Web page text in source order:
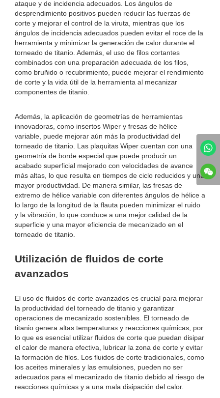
ataque y de incidencia adecuados. Los ángulos de
desprendimiento positivos pueden reducir las fuerzas de
corte y mejorar el control de la viruta, mientras que los
ángulos de incidencia adecuados pueden evitar el roce de la
herramienta y minimizar la generación de calor durante el
torneado de titanio. Además, el uso de filos cortantes
combinados con una preparación adecuada de los filos,
como bruñido o recubrimiento, puede mejorar el rendimiento
de corte y la vida útil de la herramienta al mecanizar
componentes de titanio.
Además, la aplicación de geometrías de herramientas
innovadoras, como insertos Wiper y fresas de hélice
variable, puede mejorar aún más la productividad del
torneado de titanio. Las plaquitas Wiper cuentan con una
geometría de borde especial que puede producir un
acabado superficial mejorado con velocidades de avance
más altas, lo que resulta en tiempos de ciclo reducidos y una
mayor productividad. De manera similar, las fresas de
extremo de hélice variable con diferentes ángulos de hélice a
lo largo de la longitud de la flauta pueden minimizar el ruido
y la vibración, lo que conduce a una mejor calidad de la
superficie y una mayor eficiencia de mecanizado en el
torneado de titanio.
Utilización de fluidos de corte
avanzados
El uso de fluidos de corte avanzados es crucial para mejorar
la productividad del torneado de titanio y garantizar
operaciones de mecanizado sostenibles. El torneado de
titanio genera altas temperaturas y reacciones químicas, por
lo que es esencial utilizar fluidos de corte que puedan disipar
el calor de manera efectiva, lubricar la zona de corte y evitar
la formación de filos. Los fluidos de corte tradicionales, como
los aceites minerales y las emulsiones, pueden no ser
adecuados para el mecanizado de titanio debido al riesgo de
reacciones químicas y a una mala disipación del calor.